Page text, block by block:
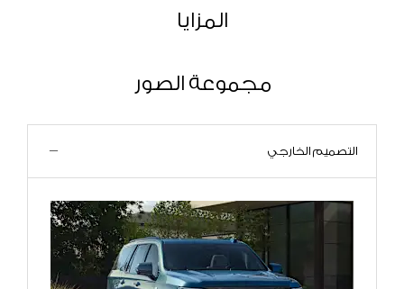
المزايا
مجموعة الصور
التصميم الخارجي